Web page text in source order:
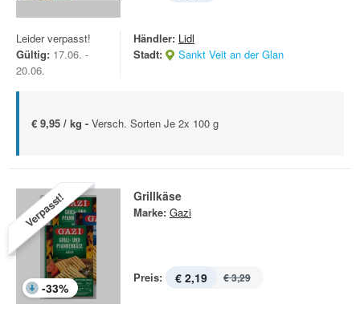
Leider verpasst!
Gültig: 17.06. -
20.06.
Händler: Lidl
Stadt:
Sankt Veit an der Glan
€ 9,95 / kg - Versch. Sorten Je 2x 100 g
Verpasst!
-33%
Grillkäse
Marke: Gazi
Preis: € 2,19 € 3,29